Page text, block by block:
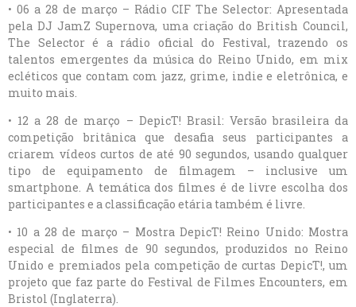
• 06 a 28 de março – Rádio CIF The Selector: Apresentada
pela DJ JamZ Supernova, uma criação do British Council,
The Selector é a rádio oficial do Festival, trazendo os
talentos emergentes da música do Reino Unido, em mix
ecléticos que contam com jazz, grime, indie e eletrônica, e
muito mais.
• 12 a 28 de março – DepicT! Brasil: Versão brasileira da
competição britânica que desafia seus participantes a
criarem vídeos curtos de até 90 segundos, usando qualquer
tipo de equipamento de filmagem – inclusive um
smartphone. A temática dos filmes é de livre escolha dos
participantes e a classificação etária também é livre.
• 10 a 28 de março – Mostra DepicT! Reino Unido: Mostra
especial de filmes de 90 segundos, produzidos no Reino
Unido e premiados pela competição de curtas DepicT!, um
projeto que faz parte do Festival de Filmes Encounters, em
Bristol (Inglaterra).